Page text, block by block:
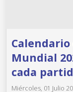
Mundial
cada
Miércoles, 01 Julio